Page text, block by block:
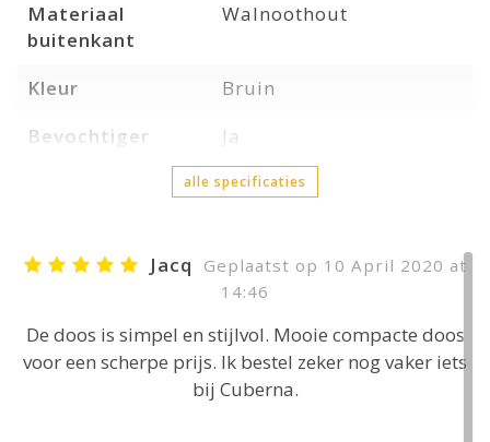
Materiaal
buitenkant
Walnoothout
Kleur
Bruin
Bevochtiger
Ja
alle specificaties
Jacq
Geplaatst op 10 April 2020 at
14:46
De doos is simpel en stijlvol. Mooie compacte doos
voor een scherpe prijs. Ik bestel zeker nog vaker iets
bij Cuberna.